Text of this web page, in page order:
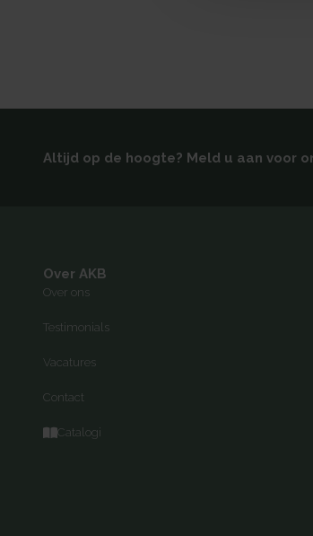
Altijd op de hoogte? Meld u aan voor
Over AKB
Over ons
Testimonials
Vacatures
Contact
Catalogi